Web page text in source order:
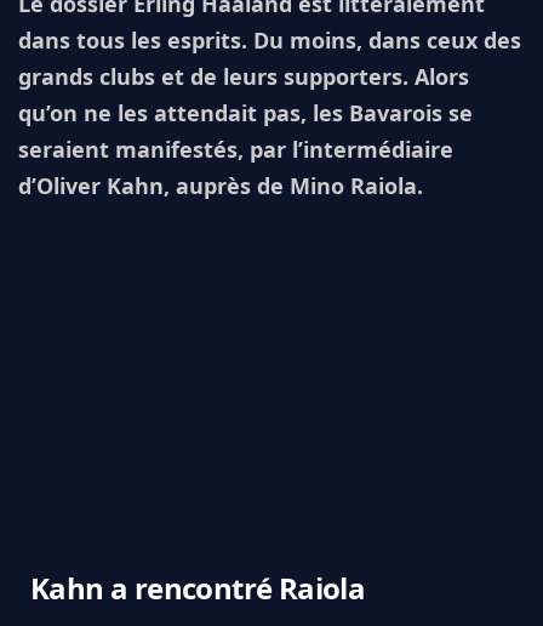
dans tous les esprits. Du moins, dans ceux des
grands clubs et de leurs supporters. Alors
qu’on ne les attendait pas, les Bavarois se
seraient manifestés, par l’intermédiaire
d’Oliver Kahn, auprès de Mino Raiola.
Kahn a rencontré Raiola